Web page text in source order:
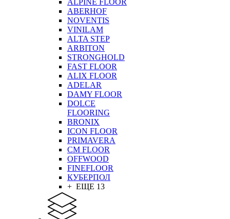
ALPINE FLOOR
ABERHOF
NOVENTIS
VINILAM
ALTA STEP
ARBITON
STRONGHOLD
FAST FLOOR
ALIX FLOOR
ADELAR
DAMY FLOOR
DOLCE
FLOORING
BRONIX
ICON FLOOR
PRIMAVERA
CM FLOOR
OFFWOOD
FINEFLOOR
КУБЕРПОЛ
+ ЕЩЕ 13